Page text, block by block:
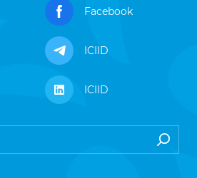
Facebook
ICIID
ICIID